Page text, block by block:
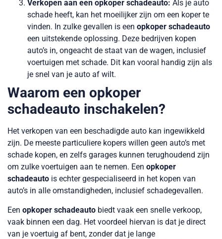
Verkopen aan een opkoper schadeauto: Als je auto
schade heeft, kan het moeilijker zijn om een koper te
vinden. In zulke gevallen is een opkoper schadeauto
een uitstekende oplossing. Deze bedrijven kopen
auto’s in, ongeacht de staat van de wagen, inclusief
voertuigen met schade. Dit kan vooral handig zijn als
je snel van je auto af wilt.
Waarom een opkoper
schadeauto inschakelen?
Het verkopen van een beschadigde auto kan ingewikkeld
zijn. De meeste particuliere kopers willen geen auto’s met
schade kopen, en zelfs garages kunnen terughoudend zijn
om zulke voertuigen aan te nemen. Een opkoper
schadeauto is echter gespecialiseerd in het kopen van
auto’s in alle omstandigheden, inclusief schadegevallen.
Een opkoper schadeauto biedt vaak een snelle verkoop,
vaak binnen een dag. Het voordeel hiervan is dat je direct
van je voertuig af bent, zonder dat je lange